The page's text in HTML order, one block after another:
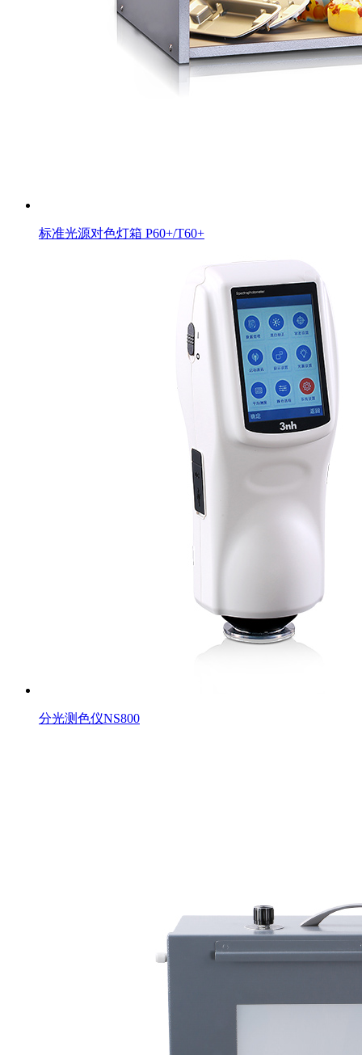
标准光源对色灯箱 P60+/T60+
分光测色仪NS800